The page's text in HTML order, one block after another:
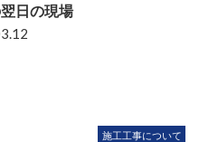
日の現場
施工工事について